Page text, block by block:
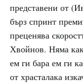
представени от
бърз спринт
преценява
Хвойнов. Няма
ем ги бара ем ги
от храсталака